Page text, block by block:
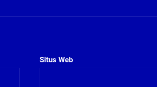
Situs Web